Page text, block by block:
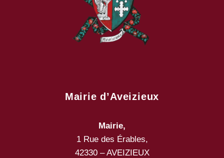
Mairie d’Aveizieux
Mairie,
1 Rue des Érables,
42330 – AVEIZIEUX